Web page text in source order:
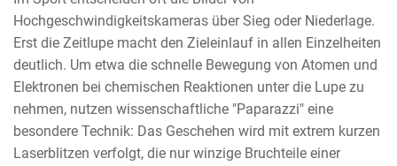
Hochgeschwindigkeitskameras über Sieg oder Niederlage.
Erst die Zeitlupe macht den Zieleinlauf in allen Einzelheiten
deutlich. Um etwa die schnelle Bewegung von Atomen und
Elektronen bei chemischen Reaktionen unter die Lupe zu
nehmen, nutzen wissenschaftliche "Paparazzi" eine
besondere Technik: Das Geschehen wird mit extrem kurzen
Laserblitzen verfolgt, die nur winzige Bruchteile einer